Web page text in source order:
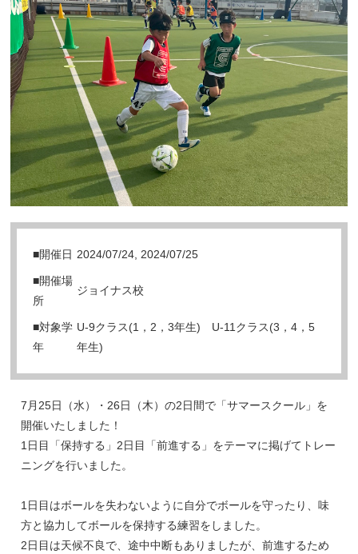
■開催日 2024/07/24, 2024/07/25
■開催場
所
ジョイナス校
■対象学
年
U-9クラス(1，2，3年生) U-11クラス(3，4，5
年生)
7月25日（水）・26日（木）の2日間で「サマースクール」を
開催いたしました！
1日目「保持する」2日目「前進する」をテーマに掲げてトレー
ニングを行いました。
1日目はボールを失わないように自分でボールを守ったり、味
方と協力してボールを保持する練習をしました。
2日目は天候不良で、途中中断もありましたが、前進するため